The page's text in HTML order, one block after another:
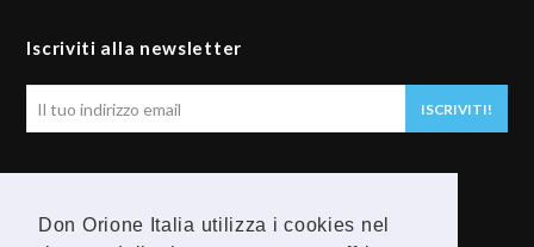
Don Orione Italia utilizza i cookies nel
Iscriviti alla newsletter
ISCRIVITI!